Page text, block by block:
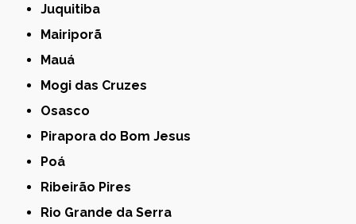
Juquitiba
Mairiporã
Mauá
Mogi das Cruzes
Osasco
Pirapora do Bom Jesus
Poá
Ribeirão Pires
Rio Grande da Serra